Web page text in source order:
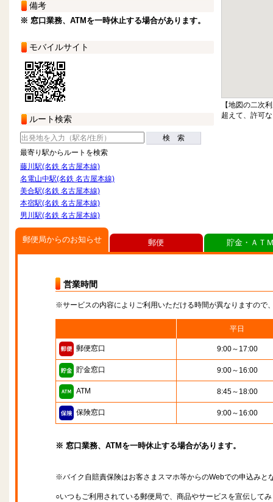
備考
※ 窓口業務、ATMを一時休止する場合があります。
モバイルサイト
ルート検索
検 索
最寄り駅からルートを検索
藤川駅(名鉄 名古屋本線)
名電山中駅(名鉄 名古屋本線)
美合駅(名鉄 名古屋本線)
本宿駅(名鉄 名古屋本線)
男川駅(名鉄 名古屋本線)
【地図の二次
超えて、許可
郵便局からのお知らせ
営業時間
※サービスの内容によりご利用いただける時間が異なりますので
平日
郵便窓口 9:00～17:00
貯金窓口 9:00～16:00
ATM 8:45～18:00
保険窓口 9:00～16:00
※ 窓口業務、ATMを一時休止する場合があります。
※バイク自賠責保険はお客さまスマホ等からのWebでの申込みと
○いつもご利用されている郵便局で、商品やサービスを宣伝して
郵便 貯金・ＡＴ